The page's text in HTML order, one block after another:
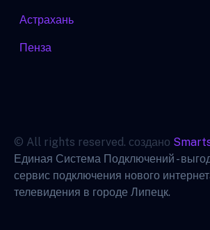
Астрахань
Пенза
© All rights reserved. создано
Единая Система Подключений -
сервис подключения нового
телевидения в городе Липецк.